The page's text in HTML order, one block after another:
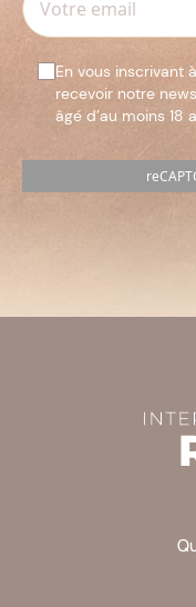
En vous inscrivant
recevoir notre
âgé d’au moins 18
vide.